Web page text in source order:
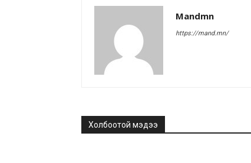
Mandmn
https://mand.mn/
Холбоотой мэдээ